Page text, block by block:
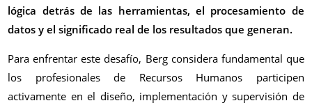
lógica detrás de las herramientas, el procesamiento de
datos y el significado real de los resultados que generan.
Para enfrentar este desafío, Berg considera fundamental que
los profesionales de Recursos Humanos participen
activamente en el diseño, implementación y supervisión de